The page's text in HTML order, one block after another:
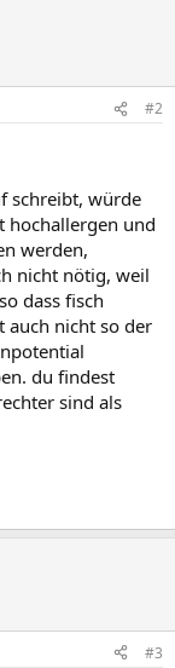
#2
schreibt, würde
hochallergen und
werden,
nicht nötig, weil
dass fisch
nicht so der
du findest
sind als
#3